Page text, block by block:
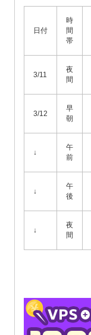
日付
時
間
帯
3/11
夜
間
3/12
早
朝
↓
午
前
↓
午
後
↓
夜
間